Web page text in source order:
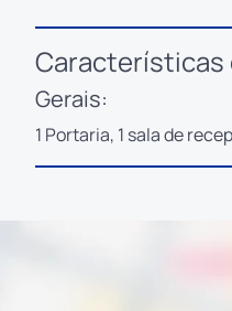
Características
Gerais:
1 Portaria, 1 sala de